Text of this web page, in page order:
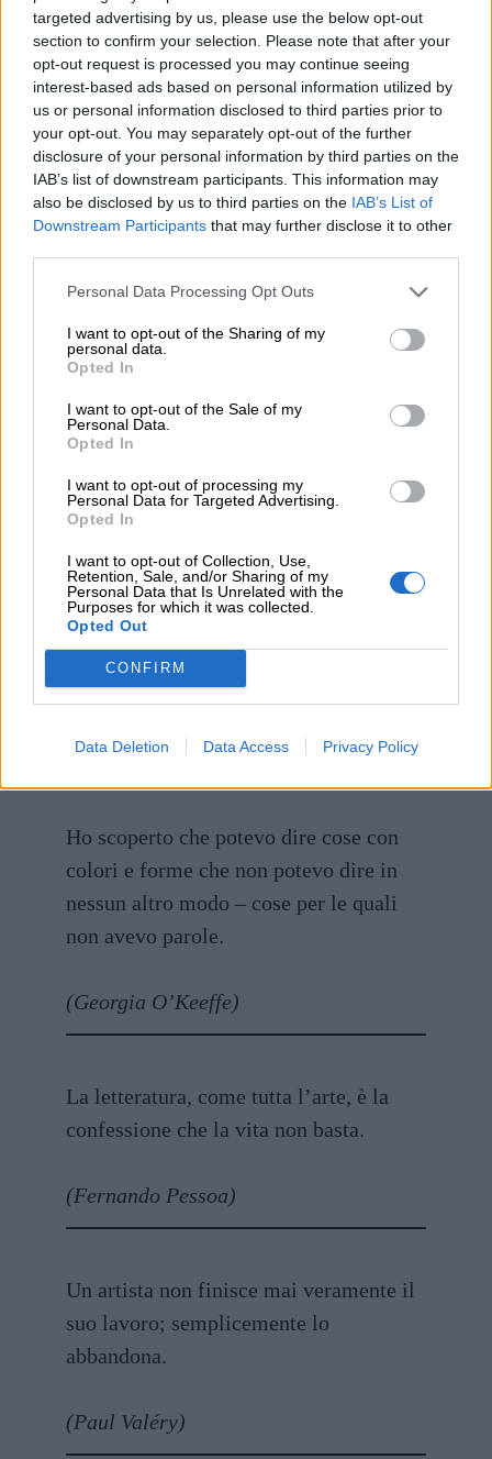
targeted advertising by us, please use the below opt-out
section to confirm your selection. Please note that after your
opt-out request is processed you may continue seeing
interest-based ads based on personal information utilized by
us or personal information disclosed to third parties prior to
your opt-out. You may separately opt-out of the further
disclosure of your personal information by third parties on the
IAB’s list of downstream participants. This information may
also be disclosed by us to third parties on the IAB’s List of
Downstream Participants that may further disclose it to other
Personal Data Processing Opt Outs
I want to opt-out of the Sharing of my
personal data.
Opted In
I want to opt-out of the Sale of my
Personal Data.
Opted In
I want to opt-out of processing my
Personal Data for Targeted Advertising.
Opted In
I want to opt-out of Collection, Use,
Retention, Sale, and/or Sharing of my
Personal Data that Is Unrelated with the
Purposes for which it was collected.
Opted Out
CONFIRM
Data Deletion Data Access Privacy Policy
Mi ci sono voluti quattro anni per
dipingere come Raffaello, ma una vita
da dipingere come un bambino.
(Pablo Picasso)
Ogni artista è stato prima un
principiante.
(Ralph Waldo Emerson)
Non temere la perfezione. Non la
raggiungerai mai.
La vita mi obbliga a fare qualcosa,
quindi dipingo.
(Rene Magritte)
Ho scoperto che potevo dire cose con
colori e forme che non potevo dire in
nessun altro modo – cose per le quali
non avevo parole.
(Georgia O’Keeffe)
La letteratura, come tutta l’arte, è la
confessione che la vita non basta.
(Fernando Pessoa)
Un artista non finisce mai veramente il
suo lavoro; semplicemente lo
abbandona.
(Paul Valéry)